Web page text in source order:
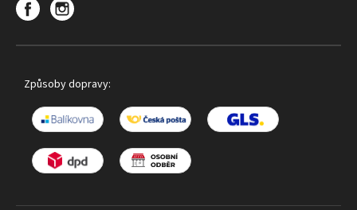
Způsoby dopravy: